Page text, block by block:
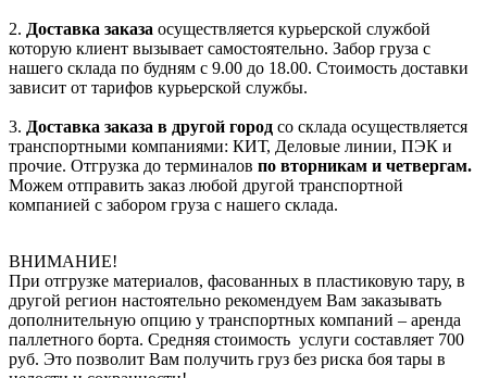
2. Доставка заказа осуществляется курьерской службой
которую клиент вызывает самостоятельно. Забор груза с
нашего склада по будням с 9.00 до 18.00. Стоимость доставки
зависит от тарифов курьерской службы.
3. Доставка заказа в другой город со склада осуществляется
транспортными компаниями: КИТ, Деловые линии, ПЭК и
прочие. Отгрузка до терминалов по вторникам и четвергам.
Можем отправить заказ любой другой транспортной
компанией с забором груза с нашего склада.
ВНИМАНИЕ!
При отгрузке материалов, фасованных в пластиковую тару, в
другой регион настоятельно рекомендуем Вам заказывать
дополнительную опцию у транспортных компаний – аренда
паллетного борта. Средняя стоимость услуги составляет 700
руб. Это позволит Вам получить груз без риска боя тары в